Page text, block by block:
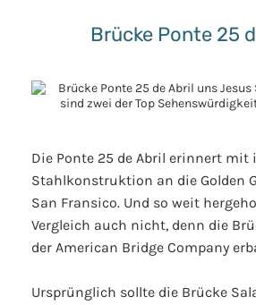
Brücke Ponte 25
Die Ponte 25 de Abril erinnert mit
Stahlkonstruktion an die Golden
San Fransico. Und so weit
Vergleich auch nicht, denn die
der American Bridge Company
Ursprünglich sollte die Brücke